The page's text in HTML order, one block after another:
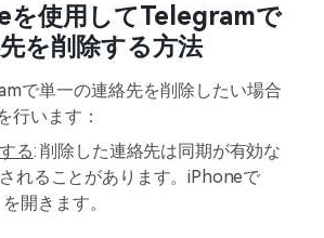
を使用してTelegramで
を削除する方法
で単一の連絡先を削除したい場合
行います：
る: 削除した連絡先は同期が有効な
れることがあります。iPhoneで
を開きます。